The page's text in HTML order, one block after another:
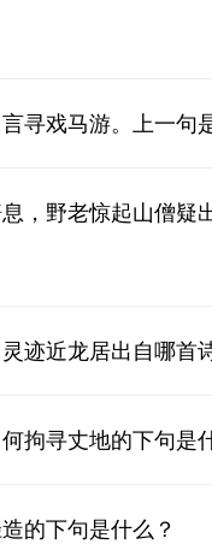
寻戏马游。上一句
，野老惊起山僧疑
迹近龙居出自哪首
拘寻丈地的下句是
的下句是什么？